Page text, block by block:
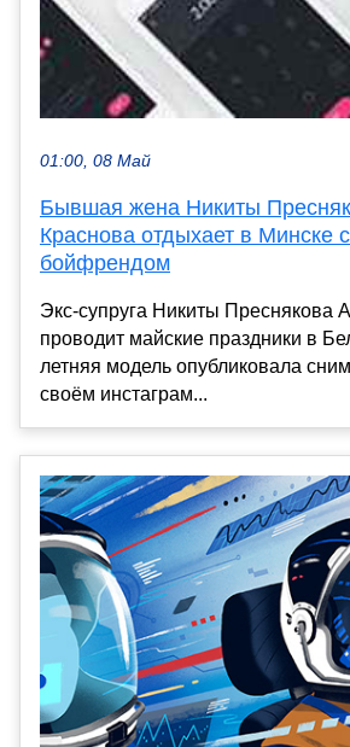
01:00, 08 Май
Бывшая жена Никиты
Краснова отдыхает в Минске
бойфрендом
Экс-супруга Никиты Преснякова
проводит майские праздники в
летняя модель опубликовала
своём инстаграм...